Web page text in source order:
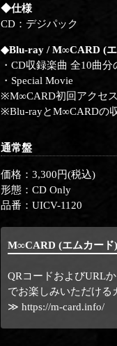
◆仕様
CD：デジパック
◆Blu-ray / M∞CARD (エ
・CD収録楽曲 全10曲分
・Special Movie
※M∞CARD初回アクセ
※Blu-rayとM∞CARDの
通常盤
価格：3,300円(税込)
形態：CD Only
品番：UICV-1120
M∞CARD (エムカード
QRコードおよびURL
でお楽しみいただける
≫ https://m-card.info/